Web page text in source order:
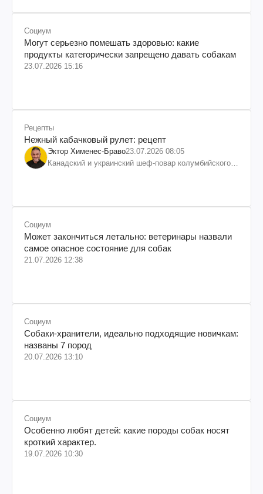
Социум
Могут серьезно помешать здоровью: какие
продукты категорически запрещено давать собакам
23.07.2026 15:16
Рецепты
Нежный кабачковый рулет: рецепт
Эктор Хименес-Браво23.07.2026 08:05
Канадский и украинский шеф-повар колумбийского
Социум
Может закончиться летально: ветеринары назвали
самое опасное состояние для собак
21.07.2026 12:38
Социум
Собаки-хранители, идеально подходящие новичкам:
названы 7 пород
20.07.2026 13:10
Социум
Особенно любят детей: какие породы собак носят
кроткий характер.
19.07.2026 10:30